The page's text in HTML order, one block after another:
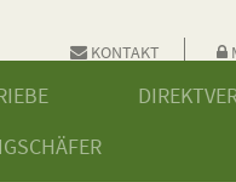
KONTAKT